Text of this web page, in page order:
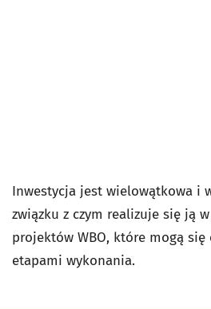
Inwestycja jest wielowątkowa i
związku z czym realizuje się ją
projektów WBO, które mogą
etapami wykonania.